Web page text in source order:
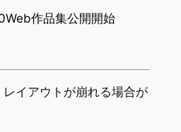
作品集公開開始
イアウトが崩れる場合が